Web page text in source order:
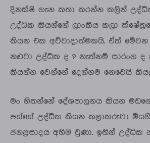
දිනක්ෂි ගැන කතා කරන්න කලින්
උද්ධික කියන්නේ ලාංකීය කලා
කියන එක අවිවාදාත්මකයි. ඒත් මේවන
නළුවා උද්ධික ද ? නැත්නම් සාරංග
කියන්න වෙන්නේ දෙන්නම නෙවෙයි
මං හිතන්නේ දේශපාලනය කියන
පස්සේ උද්ධික කියන කලාකරුවා
ජනප්‍රසාදය අහිමි වුණා. ඉතින් උද්ධික